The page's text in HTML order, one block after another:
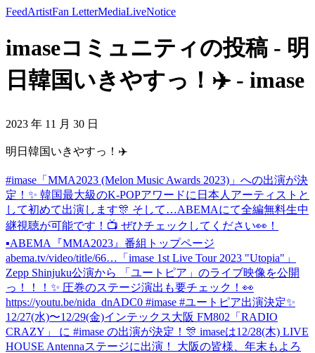
FeedArtistFan LetterMediaLiveNotice
imaseコミュニティの投稿 - 明
日韓国いきやすっ！✈️ - imase
2023 年 11 月 30 日
明日韓国いきやすっ！✈️
#imase「MMA2023 (Melon Music Awards 2023)」への出演が決
定！✨ 韓国最大級のK-POPアワードに日本人アーティストと
して初めて出演します🎊 そして…ABEMAにて全編無料生中
継視聴が可能です！📺 ぜひチェックしてください👀！
▪︎ABEMA『MMA2023』番組トップページ
abema.tv/video/title/66… 「imase 1st Live Tour 2023 "Utopia"」
Zepp Shinjuku公演から 「ユートピア」のライブ映像を公開
っ！！！✨ 圧巻のステージ演出も要チェック！👀
https://youtu.be/nida_dnADC0 #imase #ユートピア出演決定✨
12/27(水)〜12/29(金)インテックス大阪 FM802「RADIO
CRAZY」 に #imase の出演が決定！🎊 imaseは12/28(木) LIVE
HOUSE Antennaステージに出演！ 大阪の皆様、年末もよろ